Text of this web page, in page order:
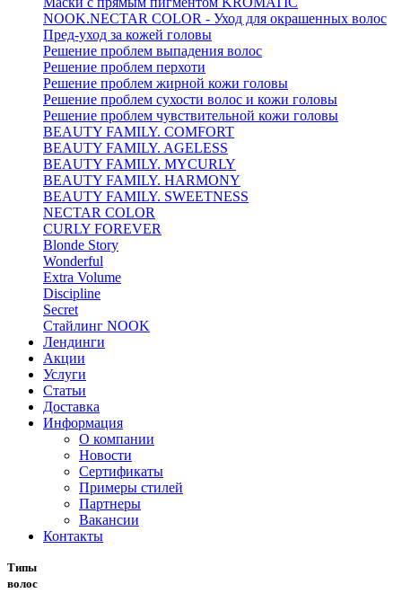
NOOK.NECTAR COLOR - Уход для окрашенных волос
Пред-уход за кожей головы
Решение проблем выпадения волос
Решение проблем перхоти
Решение проблем жирной кожи головы
Решение проблем сухости волос и кожи головы
Решение проблем чувствительной кожи головы
BEAUTY FAMILY. COMFORT
BEAUTY FAMILY. AGELESS
BEAUTY FAMILY. MYCURLY
BEAUTY FAMILY. HARMONY
BEAUTY FAMILY. SWEETNESS
NECTAR COLOR
CURLY FOREVER
Blonde Story
Wonderful
Extra Volume
Discipline
Secret
Стайлинг NOOK
Лендинги
Акции
Услуги
Статьи
Доставка
Информация
О компании
Новости
Сертификаты
Примеры стилей
Партнеры
Вакансии
Контакты
Типы
волос